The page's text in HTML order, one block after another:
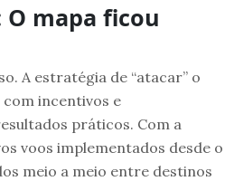
mapa ficou
A estratégia de “atacar” o
incentivos e
práticos. Com a
voos implementados desde o
meio a meio entre destinos